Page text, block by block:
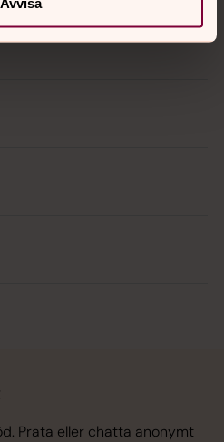
Prata eller chatta anonymt